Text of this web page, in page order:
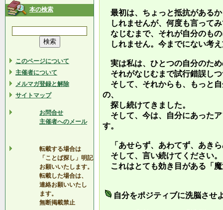
本の検索
このページについて
主催者について
メルマガ登録と解除
サイトマップ
お問合せ
主催者へのメール
転載する場合は
「ことば探し」明記
お願いいたします。
転載した場合は、
連絡お願いいたし
ます。
無断掲載禁止
最初は、ちょっと抵抗がある
しれませんが、何度も言って
なじむまで、それが自分のも
しれません。今までにない考
実は私は、ひとつの自分のた
それがなじむまで試行錯誤し
そして、それからも、もっと
の、
探し続けてきました。
そして、今は、自分にあった
す。
「あせらず、あわてず、あき
そして、言い続けてください。
これはとても効き目がある「
自分をポジティブに洗脳させ